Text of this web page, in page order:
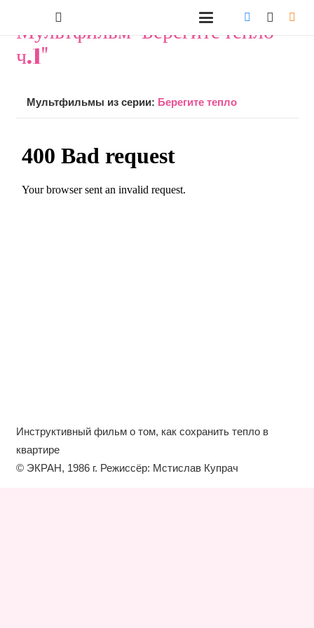
Мультфильм "Берегите тепло
ч.1"
Мультфильмы из серии: Берегите тепло
Инструктивный фильм о том, как сохранить тепло в
квартире
© ЭКРАН, 1986 г. Режиссёр: Мстислав Купрач